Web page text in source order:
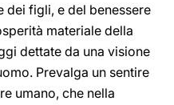
figli, e del benessere
materiale della
dettate da una visione
Prevalga un sentire
umano, che nella